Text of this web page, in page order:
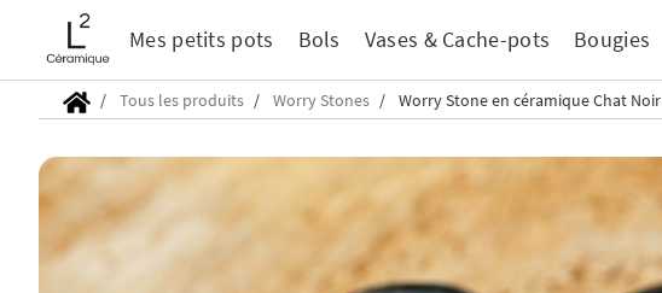
Mes petits pots Bols Vases & Cache-pots Bougies
Tous les produits Worry Stones Worry Stone en céramique Chat Noir